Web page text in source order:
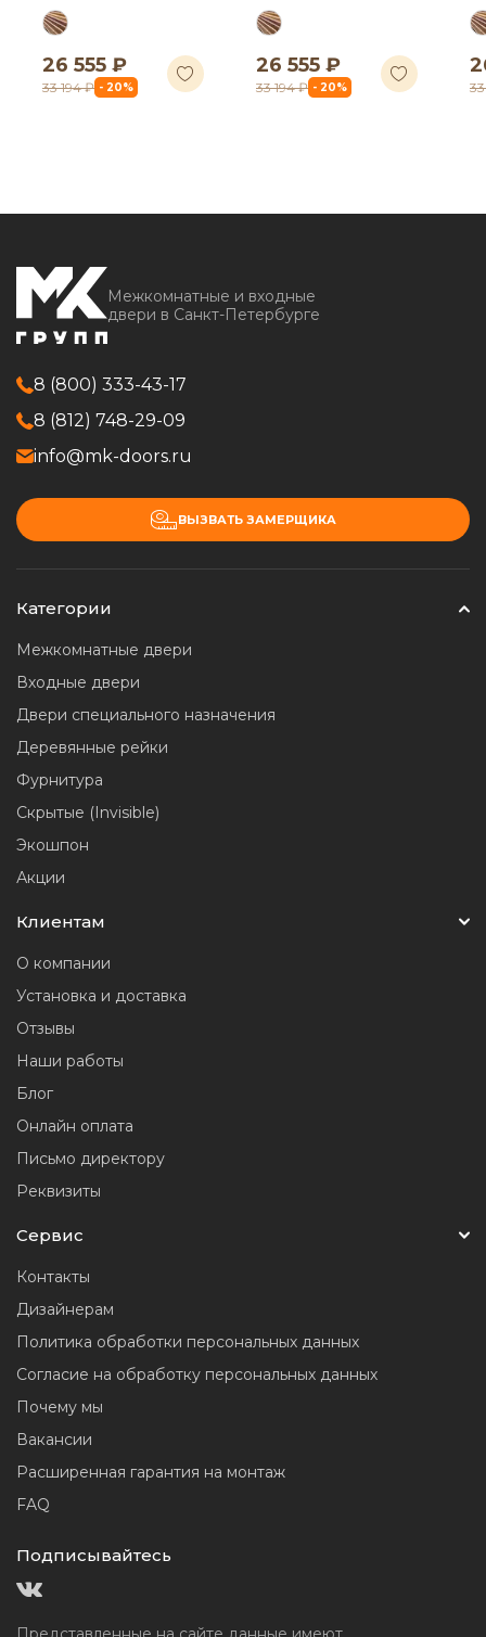
26 555 ₽
33 194 ₽ - 20%
26 555 ₽
33 194 ₽ - 20%
Межкомнатные и входные
двери в Санкт-Петербурге
8 (800) 333-43-17
8 (812) 748-29-09
info@mk-doors.ru
ВЫЗВАТЬ ЗАМЕРЩИКА
Категории
Межкомнатные двери
Входные двери
Двери специального назначения
Деревянные рейки
Фурнитура
Скрытые (Invisible)
Экошпон
Акции
Клиентам
О компании
Установка и доставка
Отзывы
Наши работы
Блог
Онлайн оплата
Письмо директору
Реквизиты
Сервис
Контакты
Дизайнерам
Политика обработки персональных данных
Согласие на обработку персональных данных
Почему мы
Вакансии
Расширенная гарантия на монтаж
FAQ
Подписывайтесь